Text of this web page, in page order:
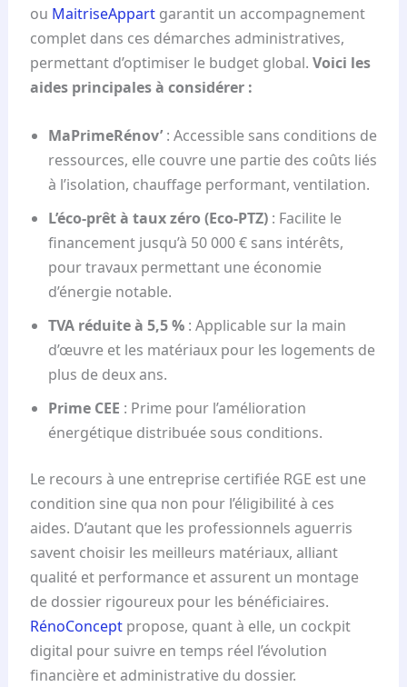
ou MaitriseAppartgarantit un accompagnement
complet dans ces démarches administratives,
permettant d’optimiser le budget global. Voici les
aides principales à considérer :
MaPrimeRénov’: Accessible sans conditions de
ressources, elle couvre une partie des coûts liés
à l’isolation, chauffage performant, ventilation.
L’éco-prêt à taux zéro (Eco-PTZ): Facilite le
financement jusqu’à 50 000 € sans intérêts,
pour travaux permettant une économie
d’énergie notable.
TVA réduite à 5,5 %: Applicable sur la main
d’œuvre et les matériaux pour les logements de
plus de deux ans.
Prime CEE : Prime pour l’amélioration
énergétique distribuée sous conditions.
Le recours à une entreprise certifiée RGE est une
condition sine qua non pour l’éligibilité à ces
aides. D’autant que les professionnels aguerris
savent choisir les meilleurs matériaux, alliant
qualité et performance et assurent un montage
de dossier rigoureux pour les bénéficiaires.
RénoConceptpropose, quant à elle, un cockpit
digital pour suivre en temps réel l’évolution
financière et administrative du dossier.